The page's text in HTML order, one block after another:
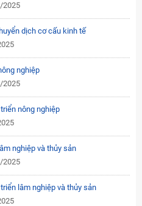
2025
dịch cơ cấu kinh tế
nghiệp
2025
nông nghiệp
nghiệp và thủy sản
2025
lâm nghiệp và thủy sản